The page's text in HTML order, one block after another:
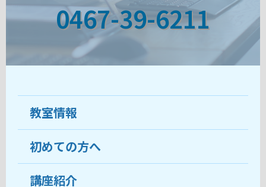
0467-39-6211
教室情報
教室について
受講生の声
初めての方へ
ココがおすすめ
講座紹介